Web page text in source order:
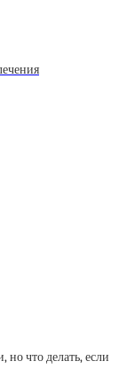
что делать, если